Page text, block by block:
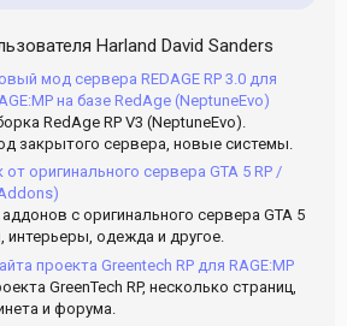
Harland David Sanders
мод сервера REDAGE RP 3.0 для
на базе RedAge (NeptuneEvo)
RedAge RP V3 (NeptuneEvo).
закрытого сервера, новые системы.
от оригинального сервера GTA 5 RP /
с оригинального сервера GTA 5
интерьеры, одежда и другое.
проекта Greentech RP для RAGE:MP
GreenTech RP, несколько страниц,
и форума.